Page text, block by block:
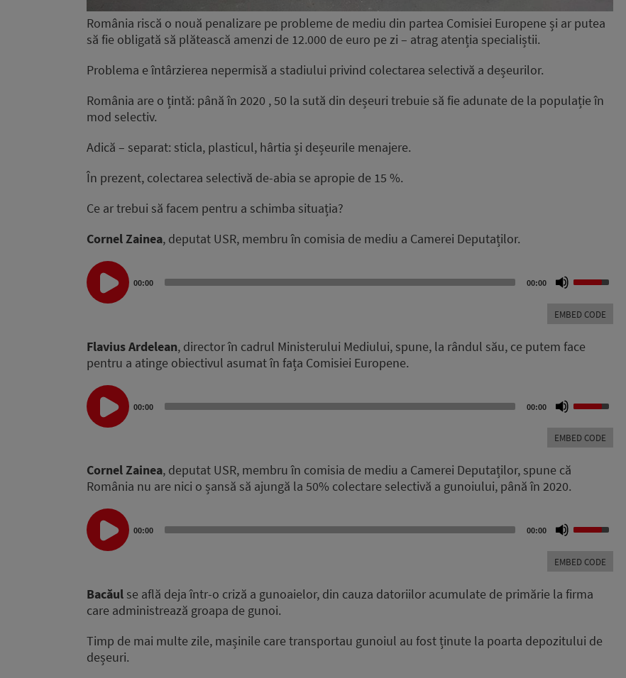
România riscă o nouă penalizare pe probleme de mediu din partea Comisiei Europene și ar putea
să fie obligată să plătească amenzi de 12.000 de euro pe zi – atrag atenția specialiștii.
Problema e întârzierea nepermisă a stadiului privind colectarea selectivă a deșeurilor.
România are o țintă: până în 2020 , 50 la sută din deșeuri trebuie să fie adunate de la populație în
mod selectiv.
Adică – separat: sticla, plasticul, hârtia și deșeurile menajere.
În prezent, colectarea selectivă de-abia se apropie de 15 %.
Ce ar trebui să facem pentru a schimba situația?
Cornel Zainea, deputat USR, membru în comisia de mediu a Camerei Deputaților.
Audio
Player
00:00 00:00
Up/Down
keys
increase
EMBED CODE
Flavius Ardelean, director în cadrul Ministerului Mediului, spune, la rândul său, ce putem face
pentru a atinge obiectivul asumat în fața Comisiei Europene.
Audio
Player
00:00 00:00
Up/Down
keys
EMBED CODE
Cornel Zainea, deputat USR, membru în comisia de mediu a Camerei Deputaților, spune că
România nu are nici o șansă să ajungă la 50% colectare selectivă a gunoiului, până în 2020.
Audio
Player
00:00 00:00
Up/Down
keys
increase
volume.
EMBED CODE
Bacăul se află deja într-o criză a gunoaielor, din cauza datoriilor acumulate de primărie la firma
care administrează groapa de gunoi.
Timp de mai multe zile, mașinile care transportau gunoiul au fost ținute la poarta depozitului de
deșeuri.